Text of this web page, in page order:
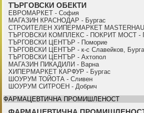
ТЪРГОВСКИ ОБЕКТИ
ЕВРОМАРКЕТ - София
МАГАЗИН КРАСНОДАР - Бургас
СТРОИТЕЛЕН ХИПЕРМАРКЕТ
ТЪРГОВСКИ КОМПЛЕКС - ПОКРИТ МОСТ -
ТЪРГОВСКИ ЦЕНТЪР - Поморие
ТЪРГОВСКИ ЦЕНТЪР - к-с Славейков,
ТЪРГОВСКИ ЦЕНТЪР - Ахтопол
МАГАЗИН ПИКАДИЛИ - Варна
ХИПЕРМАРКЕТ КАРФУР - Бургас
ШОУРУМ ТОЙОТА - Сливен
ШОУРУМ СИТРОЕН - Добрич
ФАРМАЦЕВТИЧНА ПРОМИШЛЕНОСТ